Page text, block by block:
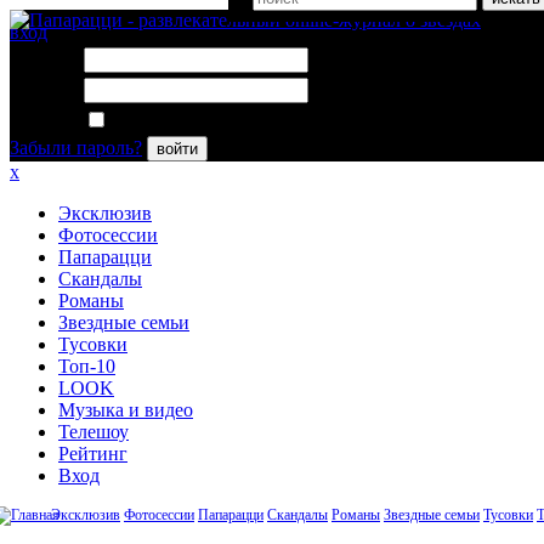
вход
Забыли пароль?
войти
x
Эксклюзив
Фотосессии
Папарацци
Скандалы
Романы
Звездные семьи
Тусовки
Топ-10
LOOK
Музыка и видео
Телешоу
Рейтинг
Вход
Эксклюзив Фотосессии Папарацци Скандалы Романы Звездные семьи Тусовки